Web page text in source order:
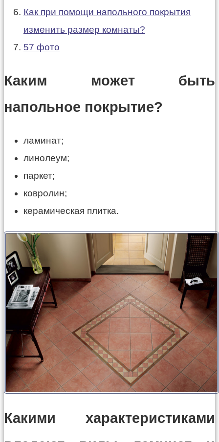
Как при помощи напольного покрытия
изменить размер комнаты?
57 фото
Каким может быть
напольное покрытие?
ламинат;
линолеум;
паркет;
ковролин;
керамическая плитка.
Какими характеристиками